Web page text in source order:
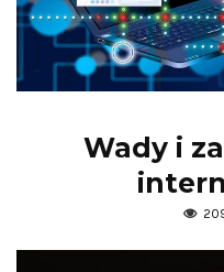
Wady i